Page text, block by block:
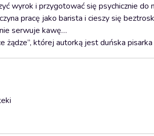
wyrok i przygotować się psychicznie
pracę jako barista i cieszy się
serwuje kawę…
żądze”, której autorką jest duńska pisarka